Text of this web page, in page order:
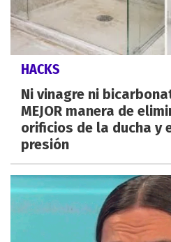
HACKS
Ni vinagre ni
MEJOR manera de
orificios de la ducha y
presión